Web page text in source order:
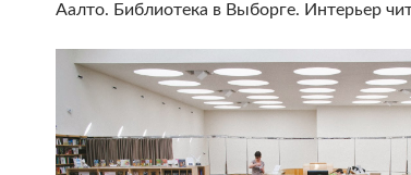
Аалто. Библиотека в Выборге. Интерьер